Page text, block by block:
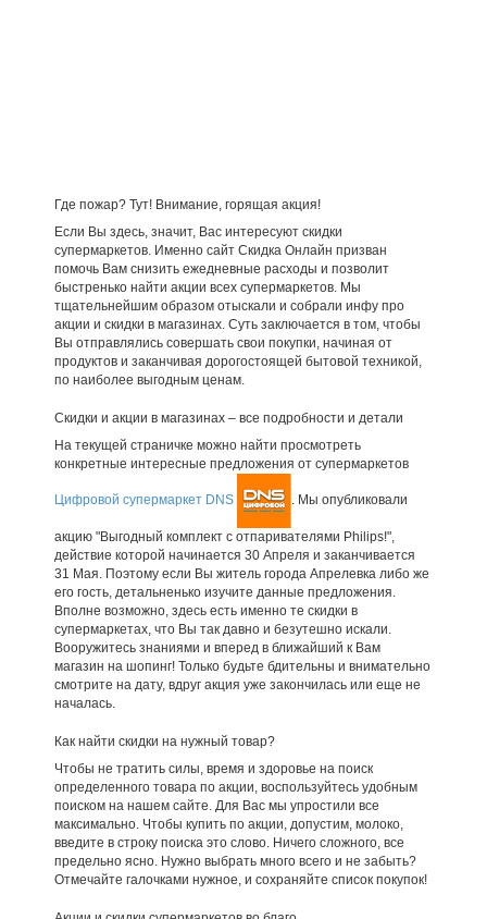
Где пожар? Тут! Внимание, горящая акция!
Если Вы здесь, значит, Вас интересуют скидки
супермаркетов. Именно сайт Скидка Онлайн призван
помочь Вам снизить ежедневные расходы и позволит
быстренько найти акции всех супермаркетов. Мы
тщательнейшим образом отыскали и собрали инфу про
акции и скидки в магазинах. Суть заключается в том, чтобы
Вы отправлялись совершать свои покупки, начиная от
продуктов и заканчивая дорогостоящей бытовой техникой,
по наиболее выгодным ценам.
Скидки и акции в магазинах – все подробности и детали
На текущей страничке можно найти просмотреть
конкретные интересные предложения от супермаркетов
Цифровой супермаркет DNS . Мы опубликовали
акцию "Выгодный комплект с отпаривателями Philips!",
действие которой начинается 30 Апреля и заканчивается
31 Мая. Поэтому если Вы житель города Апрелевка либо же
его гость, детальненько изучите данные предложения.
Вполне возможно, здесь есть именно те скидки в
супермаркетах, что Вы так давно и безутешно искали.
Вооружитесь знаниями и вперед в ближайший к Вам
магазин на шопинг! Только будьте бдительны и внимательно
смотрите на дату, вдруг акция уже закончилась или еще не
началась.
Как найти скидки на нужный товар?
Чтобы не тратить силы, время и здоровье на поиск
определенного товара по акции, воспользуйтесь удобным
поиском на нашем сайте. Для Вас мы упростили все
максимально. Чтобы купить по акции, допустим, молоко,
введите в строку поиска это слово. Ничего сложного, все
предельно ясно. Нужно выбрать много всего и не забыть?
Отмечайте галочками нужное, и сохраняйте список покупок!